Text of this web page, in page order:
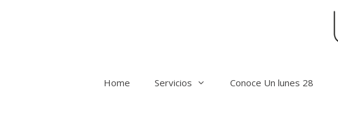
Home Servicios Conoce Un lunes 28